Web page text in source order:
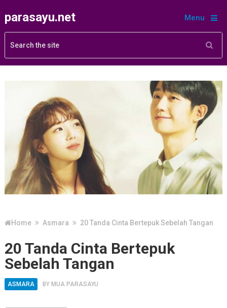
parasayu.net Menu
Home Asmara 20 Tanda Cinta Bertepuk Sebelah Tangan
20 Tanda Cinta Bertepuk
Sebelah Tangan
ASMARA BY MUA PARASAYU